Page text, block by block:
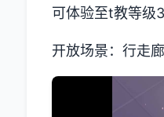
可体验至t教等级
开放场景：行走